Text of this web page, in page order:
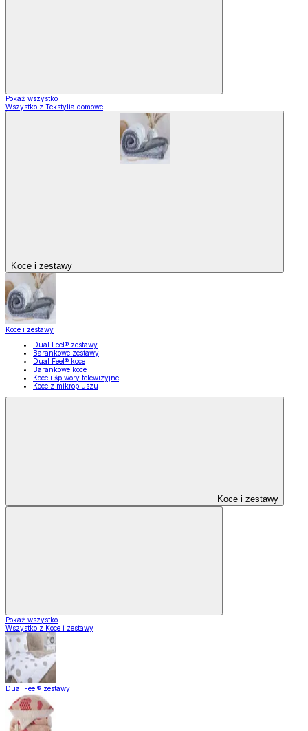
Pokaż wszystko
Wszystko z Tekstylia domowe
Koce i zestawy
Koce i zestawy
Dual Feel® zestawy
Barankowe zestawy
Dual Feel® koce
Barankowe koce
Koce i śpiwory telewizyjne
Koce z mikropluszu
Koce i zestawy
Pokaż wszystko
Wszystko z Koce i zestawy
Dual Feel® zestawy